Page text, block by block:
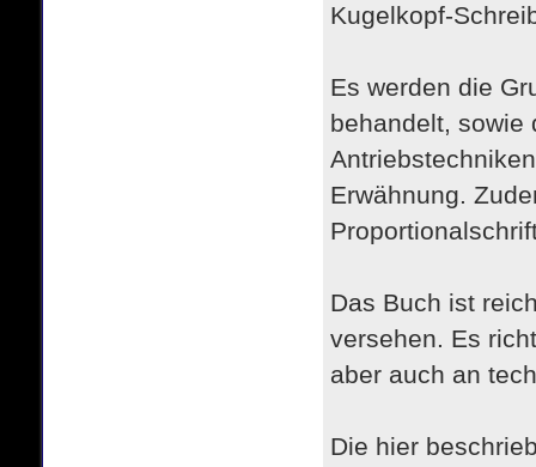
Kugelkopf-
Es werden die
behandelt, sowie
Erwähnung.
Das Buch ist
versehen. Es
aber auch an
Die hier